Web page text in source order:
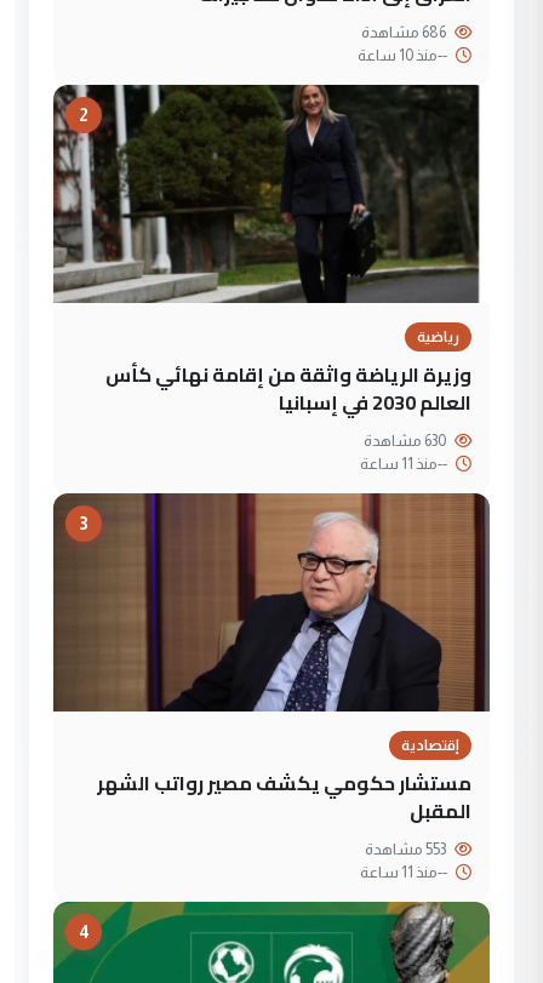
--منذ 10 ساعة
2
رياضية
وزيرة الرياضة واثقة من إقامة نهائي كأس
العالم 2030 في إسبانيا
--منذ 11 ساعة
3
إقتصادية
مستشار حكومي يكشف مصير رواتب الشهر
المقبل
--منذ 11 ساعة
4